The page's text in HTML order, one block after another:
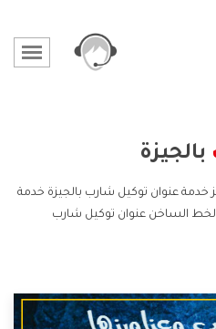
بالجيزة
خدمة عنوان توكيل شارب بالجيزة خدمة
الساخن عنوان توكيل شارب